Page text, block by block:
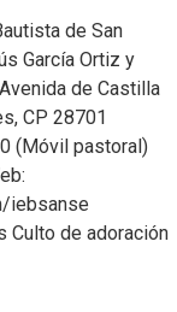
de San
García Ortiz y
de Castilla
CP 28701
(Móvil pastoral)
iebsanse
Culto de adoración